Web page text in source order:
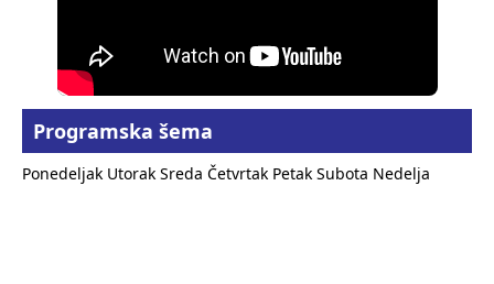
Programska šema
Ponedeljak Utorak Sreda Četvrtak Petak Subota Nedelja